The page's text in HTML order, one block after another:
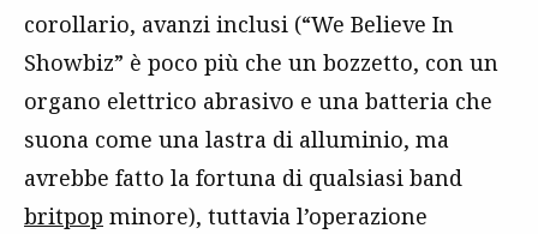
corollario, avanzi inclusi (“We Believe In
Showbiz” è poco più che un bozzetto, con un
organo elettrico abrasivo e una batteria che
suona come una lastra di alluminio, ma
avrebbe fatto la fortuna di qualsiasi band
britpop minore), tuttavia l’operazione